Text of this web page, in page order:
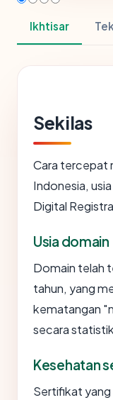
Ikhtisar
Sekilas
Cara tercepat
Indonesia,
Digital
Usia domain
Domain telah
tahun, yang
kematangan
secara
Kesehatan
Sertifikat yang